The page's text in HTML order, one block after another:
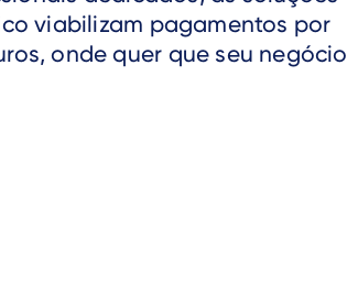
viabilizam pagamentos por
onde quer que seu negócio